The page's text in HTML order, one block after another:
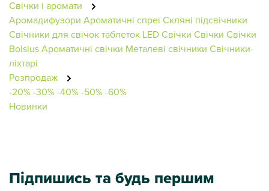
Свічки і аромати
Аромадифузори Ароматичні спреїСкляні підсвічники
Свічники для свічок таблеток LED Свічки Свічки Свічки
BolsiusАроматичні свічки Металеві свічники Свічники-
ліхтарі
Розпродаж
-20%-30%-40%-50%-60%
Новинки
Підпишись та будь першим